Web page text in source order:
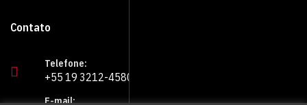
Contato
Telefone:
+55 19 3212-4580
E-mail: